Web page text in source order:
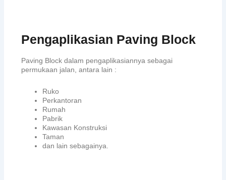
Pengaplikasian Paving Block
Paving Block dalam pengaplikasiannya sebagai
permukaan jalan, antara lain :
Ruko
Perkantoran
Rumah
Pabrik
Kawasan Konstruksi
Taman
dan lain sebagainya.